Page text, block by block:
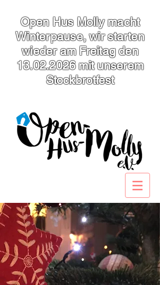
Open Hus Molly macht
Winterpause, wir starten
wieder am Freitag den
13.02.2026mit unserem
Stockbrotfest